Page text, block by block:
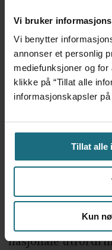
Vi bruker
Vi benytter
annonser et personlig
mediefunksjoner og
klikke på “Tillat alle
informasjonskapsler
Tillat alle
Kun
løsningene rundt
kommunene må
legetjenestene.
sentrale og
Dette viste KS
som er tilfelle i
Ansvaret for å
legevakt,
kun hos legene og
nasjonale